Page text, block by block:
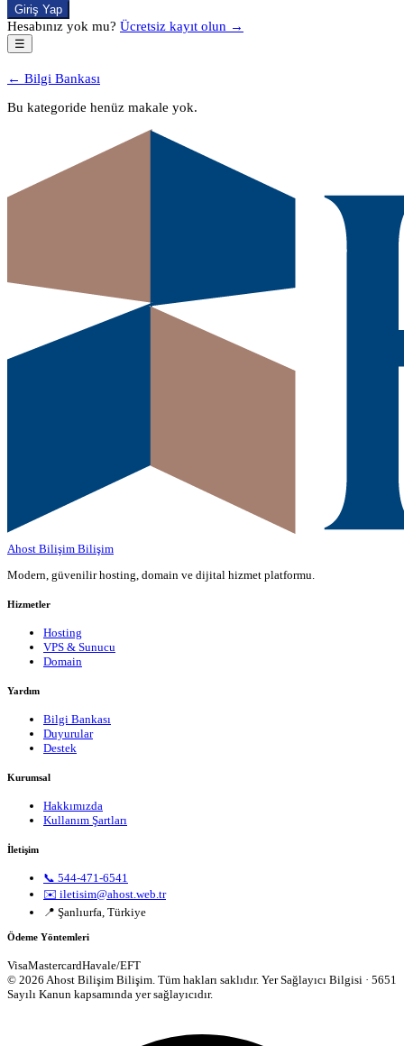
Giriş Yap
Hesabınız yok mu? Ücretsiz kayıt olun →
☰
← Bilgi Bankası
Bu kategoride henüz makale yok.
Ahost Bilişim Bilişim
Modern, güvenilir hosting, domain ve dijital hizmet platformu.
Hizmetler
Hosting
VPS & Sunucu
Domain
Yardım
Bilgi Bankası
Duyurular
Destek
Kurumsal
Hakkımızda
Kullanım Şartları
İletişim
📞 544-471-6541
✉️ iletisim@ahost.web.tr
📍 Şanlıurfa, Türkiye
Ödeme Yöntemleri
VisaMastercardHavale/EFT
© 2026 Ahost Bilişim Bilişim. Tüm hakları saklıdır. Yer Sağlayıcı Bilgisi · 5651
Sayılı Kanun kapsamında yer sağlayıcıdır.